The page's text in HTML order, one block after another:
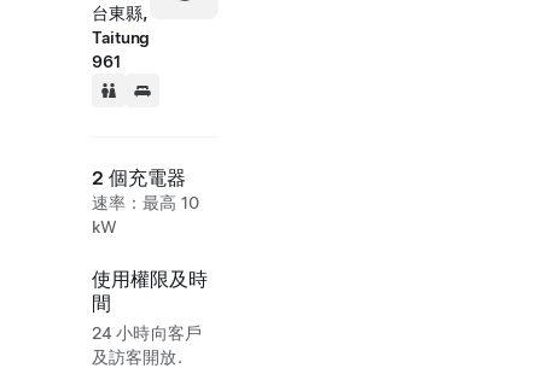
台東縣,
Taitung
961
2 個充電器
速率：最高 10
kW
使用權限及時
間
24 小時向客戶
及訪客開放.